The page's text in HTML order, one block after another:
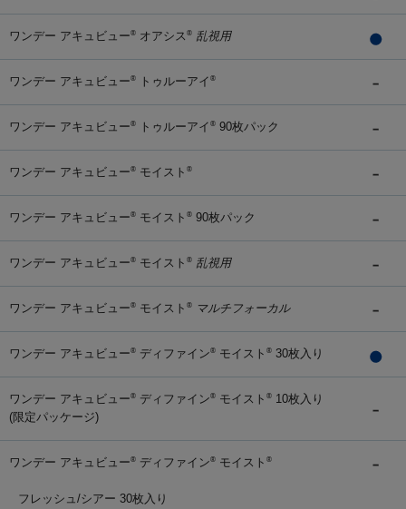
ワンデー アキュビュー® オアシス ® 乱視用
ワンデー アキュビュー® トゥルーアイ ®
ワンデー アキュビュー® トゥルーアイ ® 90枚パック
ワンデー アキュビュー® モイスト ®
ワンデー アキュビュー® モイスト ® 90枚パック
ワンデー アキュビュー® モイスト ® 乱視用
ワンデー アキュビュー® モイスト ® マルチフォーカル
ワンデー アキュビュー® ディファイン® モイスト ® 30枚入り
ワンデー アキュビュー® ディファイン® モイスト ® 10枚入り
(限定パッケージ)
ワンデー アキュビュー® ディファイン® モイスト ®
フレッシュ/シアー 30枚入り